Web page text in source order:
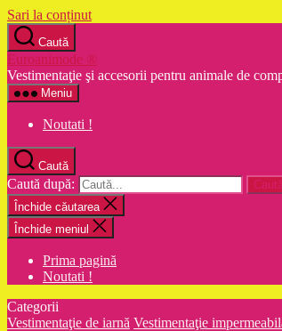
Sari la conținut
Caută
Euroanimode ®
Vestimentaţie şi accesorii pentru animale de
Meniu
Noutati !
Caută
Caută după:
Închide căutarea
Închide meniul
Prima pagină
Noutati !
Categorii
Vestimentaţie de iarnă Vestimentaţie